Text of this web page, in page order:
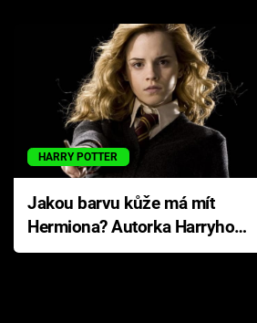
HARRY POTTER
Jakou barvu kůže má mít
Hermiona? Autorka Harryho
Pottera přišla s ráznou